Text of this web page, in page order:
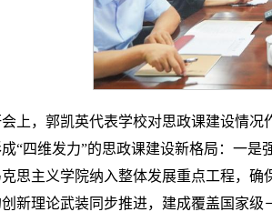
上，郭凯英代表学校对思政课建设情况
“四维发力”的思政课建设新格局：一
思主义学院纳入整体发展重点工程，
新理论武装同步推进，建成覆盖国家